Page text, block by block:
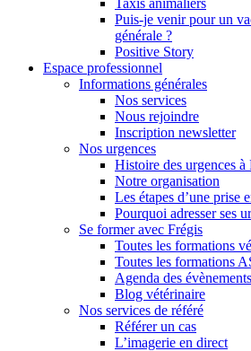
Taxis animaliers
Puis-je venir pour un
générale ?
Positive Story
Espace professionnel
Informations générales
Nos services
Nous rejoindre
Inscription newsletter
Nos urgences
Histoire des urgences à
Notre organisation
Les étapes d’une prise
Pourquoi adresser ses
Se former avec Frégis
Toutes les formations
Toutes les formations
Agenda des
Blog vétérinaire
Nos services de référé
Référer un cas
L’imagerie en direct